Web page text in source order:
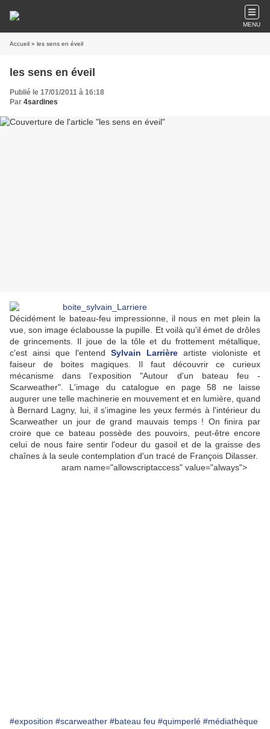
MENU
Accueil » les sens en éveil
les sens en éveil
Publié le 17/01/2011 à 16:18
Par 4sardines
Décidément le bateau-feu impressionne, il nous en met plein la
vue, son image éclabousse la pupille. Et voilà qu'il émet de drôles
de grincements. Il joue de la tôle et du frottement métallique,
c'est ainsi que l'entend Sylvain Larrière artiste violoniste et
faiseur de boites magiques. Il faut découvrir ce curieux
mécanisme dans l'exposition "Autour d'un bateau feu -
Scarweather". L'image du catalogue en page 58 ne laisse
augurer une telle machinerie en mouvement et en lumière, quand
à Bernard Lagny, lui, il s'imagine les yeux fermés à l'intérieur du
Scarweather un jour de grand mauvais temps ! On finira par
croire que ce bateau possède des pouvoirs, peut-être encore
celui de nous faire sentir l'odeur du gasoil et de la graisse des
chaînes à la seule contemplation d'un tracé de François Dilasser.
aram name="allowscriptaccess" value="always">
#exposition #scarweather #bateau feu #quimperlé #médiathèque